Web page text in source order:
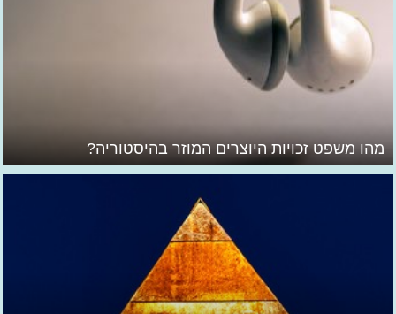
מהו משפט זכויות היוצרים המוזר בהיסטוריה?